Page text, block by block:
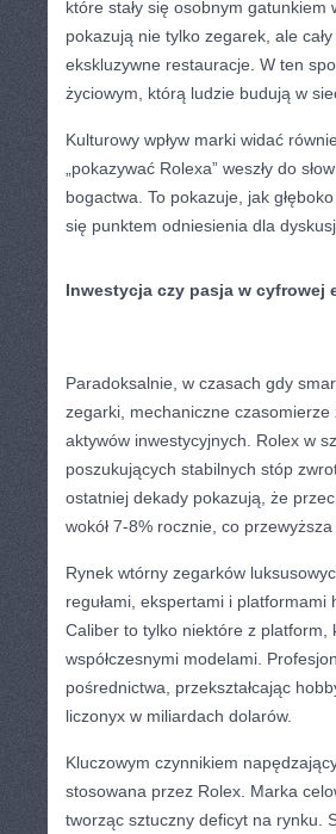
które stały się osobnym gatunkiem
pokazują nie tylko zegarek, ale
ekskluzywne restauracje. W ten
życiowym, którą ludzie budują w
Kulturowy wpływ marki widać
„pokazywać Rolexa” weszły do
bogactwa. To pokazuje, jak
się punktem odniesienia dla
Inwestycja czy pasja w cyfrowej
Paradoksalnie, w czasach gdy
zegarki, mechaniczne
aktywów inwestycyjnych. Rolex w
poszukujących stabilnych stóp
ostatniej dekady pokazują, że
wokół 7-8% rocznie, co
Rynek wtórny zegarków
regułami, ekspertami i platformami
Caliber to tylko niektóre z platform,
współczesnymi modelami.
pośrednictwa, przekształcając
liczonyx w miliardach dolarów.
Kluczowym czynnikiem
stosowana przez Rolex. Marka
tworząc sztuczny deficyt na rynku.